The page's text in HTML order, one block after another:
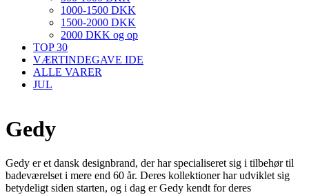
1000-1500 DKK
1500-2000 DKK
2000 DKK og op
TOP 30
VÆRTINDEGAVE IDE
ALLE VARER
JUL
Gedy
Gedy er et dansk designbrand, der har specialiseret sig i tilbehør til
badeværelset i mere end 60 år. Deres kollektioner har udviklet sig
betydeligt siden starten, og i dag er Gedy kendt for deres